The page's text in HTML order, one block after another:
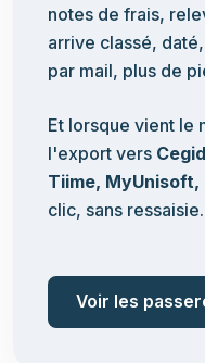
notes de frais,
arrive classé,
par mail, plus de
Et lorsque vient le
l'export vers
Tiime,
clic, sans ressaisie.
Voir les